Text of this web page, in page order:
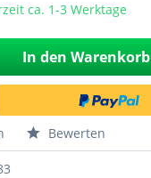
ca. 1-3 Werktage
In den Warenkorb
Bewerten